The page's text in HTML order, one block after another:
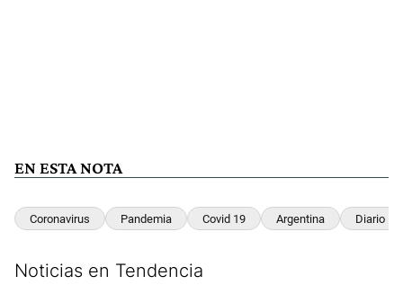
EN ESTA NOTA
Coronavirus Pandemia Covid 19 Argentina Diario
Noticias en Tendencia